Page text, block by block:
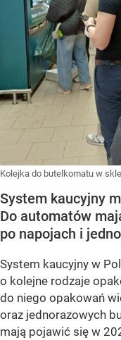
Kolejka do butelkomatu w
System kaucyjny
Do automatów
po napojach i
System kaucyjny w
o kolejne rodzaje
do niego opakowań
oraz jednorazowych
mają pojawić się w